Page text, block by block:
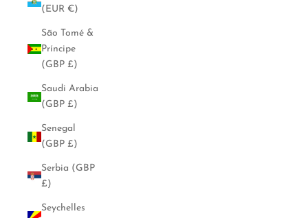
(EUR €)
São Tomé &
Príncipe
(GBP £)
Saudi Arabia
(GBP £)
Senegal
(GBP £)
Serbia (GBP
£)
Seychelles